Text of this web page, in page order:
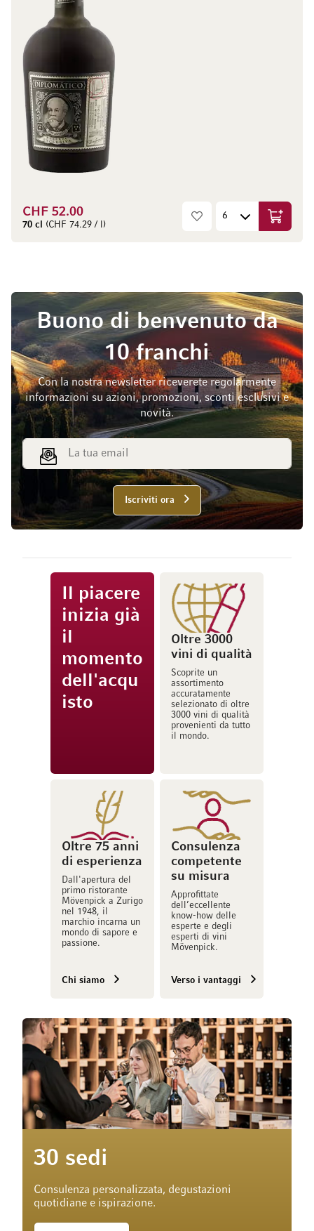
CHF 52.00
70 cl (CHF 74.29 / l)
Buono di benvenuto da
10 franchi
Con la nostra newsletter riceverete regolarmente
informazioni su azioni, promozioni, sconti esclusivi e
novità.
Indirizzo email
Iscriviti ora
Il piacere
inizia già
il
momento
dell'acqu
isto
Oltre 3000
vini di qualità
Scoprite un
assortimento
accuratamente
selezionato di oltre
3000 vini di qualità
provenienti da tutto
il mondo.
Oltre 75 anni
di esperienza
Dall'apertura del
primo ristorante
Mövenpick a Zurigo
nel 1948, il
marchio incarna un
mondo di sapore e
passione.
Chi siamo
Consulenza
competente
su misura
Approfittate
dell’eccellente
know-how delle
esperte e degli
esperti di vini
Mövenpick.
Verso i vantaggi
30 sedi
Consulenza personalizzata, degustazioni
quotidiane e ispirazione.